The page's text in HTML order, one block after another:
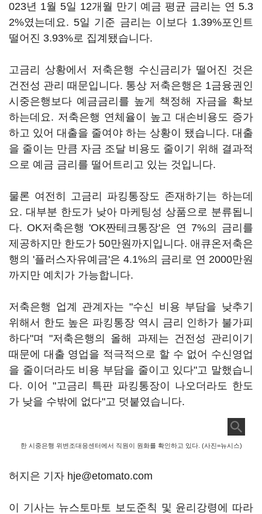
023년 1월 5일 12개월 만기 예금 평균 금리는 연 5.3
2%였는데요. 5일 기준 금리는 이보다 1.39%포인트
떨어진 3.93%로 집계됐습니다.
고금리 상황에서 저축은행 수신금리가 떨어진 것은
건전성 관리 때문입니다. 통상 저축은행은 1금융권인
시중은행보다 예금금리를 높게 책정해 자금을 확보
하는데요. 저축은행 연체율이 높고 대손비용도 증가
하고 있어 대출을 줄여야 하는 상황이 됐습니다. 대출
을 줄이는 만큼 자금 조달 비용도 줄이기 위해 결과적
으로 예금 금리를 떨어트리고 있는 것입니다.
물론 여전히 고금리 파킹통장도 존재하기는 하는데
요. 대부분 한도가 낮아 마케팅성 상품으로 분류됩니
다. OK저축은행 'OK짠테크통장'은 연 7%의 금리를
제공하지만 한도가 50만원까지입니다. 애큐온저축은
행의 '플러스자유예금'은 4.1%의 금리로 연 2000만원
까지만 예치가 가능합니다.
저축은행 업계 관계자는 "수신 비용 부담을 낮추기
위해서 한도 높은 파킹통장 역시 금리 인하가 불가피
하다"며 "저축은행의 올해 과제는 건전성 관리이기
때문에 대출 영업을 적극적으로 할 수 없어 수신영업
을 줄이더라도 비용 부담을 줄이고 있다"고 말했습니
다. 이어 "고금리 특판 파킹통장이 나오더라도 한도
가 낮을 수밖에 없다"고 덧붙였습니다.
한 시중은행 위변조대응센터에서 직원이 원화를 확인하고 있다. (사진=뉴시스)
허지은 기자 hje@etomato.com
이 기사는 뉴스토마토 보도준칙 및 윤리강령에 따라